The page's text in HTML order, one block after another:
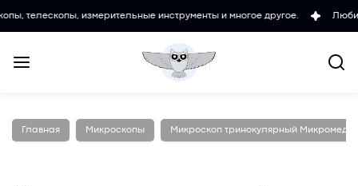
измерительные инструменты и многое другое.
Главная Микроскопы Микроскоп тринокулярный Микромед 1